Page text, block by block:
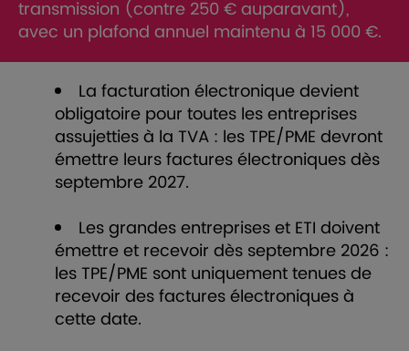
transmission (contre 250 € auparavant),
avec un plafond annuel maintenu à 15 000 €.
La facturation électronique devient
obligatoire pour toutes les entreprises
assujetties à la TVA : les TPE/PME devront
émettre leurs factures électroniques dès
septembre 2027.
Les grandes entreprises et ETI doivent
émettre et recevoir dès septembre 2026 :
les TPE/PME sont uniquement tenues de
recevoir des factures électroniques à
cette date.